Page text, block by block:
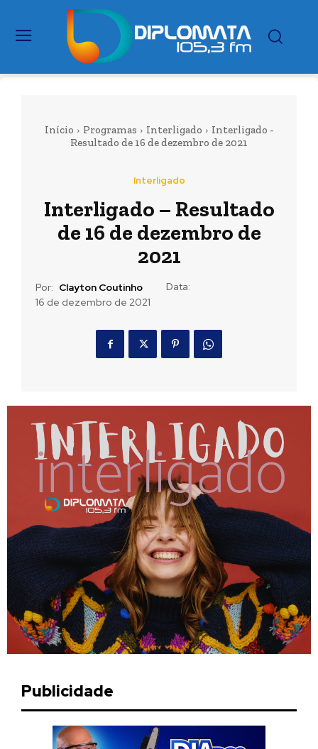
Início Programas Interligado
Interligado -
Resultado de 16 de dezembro de 2021
Interligado
Interligado – Resultado
de 16 de dezembro de
2021
Por: Clayton Coutinho
Data:
16 de dezembro de 2021
Publicidade